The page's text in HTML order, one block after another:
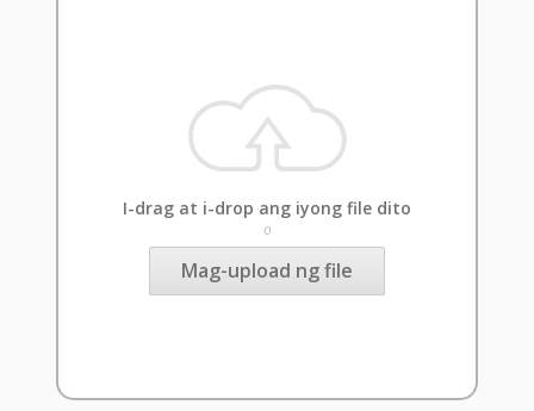
I-drag at i-drop ang iyong file dito
o
Mag-upload ng file